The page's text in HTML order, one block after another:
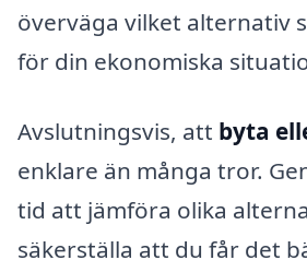
överväga vilket alternativ
för din ekonomiska
Avslutningsvis, att byta
enklare än många tror.
tid att jämföra olika
säkerställa att du får det